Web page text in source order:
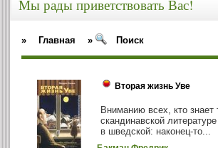
Мы рады приветствовать Вас!
» Главная » Поиск
Вторая жизнь Уве
Вниманию всех, кто знает
скандинавской
в шведской: наконец-то...